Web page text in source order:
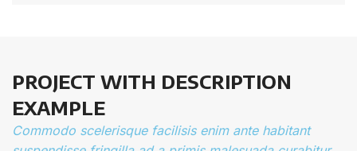
PROJECT WITH DESCRIPTION
EXAMPLE
Commodo scelerisque facilisis enim ante habitant